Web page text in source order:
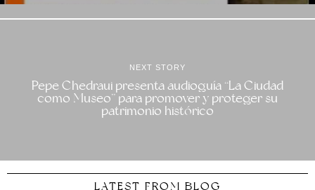
NEXT STORY
Pepe Chedraui presenta audioguía “La Ciudad
como Museo” para promover y proteger su
patrimonio histórico
LATEST FROM BLOG